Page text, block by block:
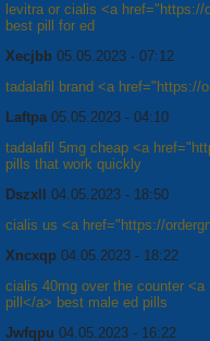
levitra or cialis <a href="https://
best pill for ed
Xecjbb 05.05.2023 - 07:12
tadalafil brand <a href="https://
Laftpa 05.05.2023 - 04:10
tadalafil 5mg cheap <a
pills that work quickly
Dszxll
04.05.2023 - 18:50
cialis us <a href="https://
Xncxqp 04.05.2023 - 18:22
cialis 40mg over the counter
pill</a> best male ed pills
Jwfqpu 04.05.2023 - 16:22